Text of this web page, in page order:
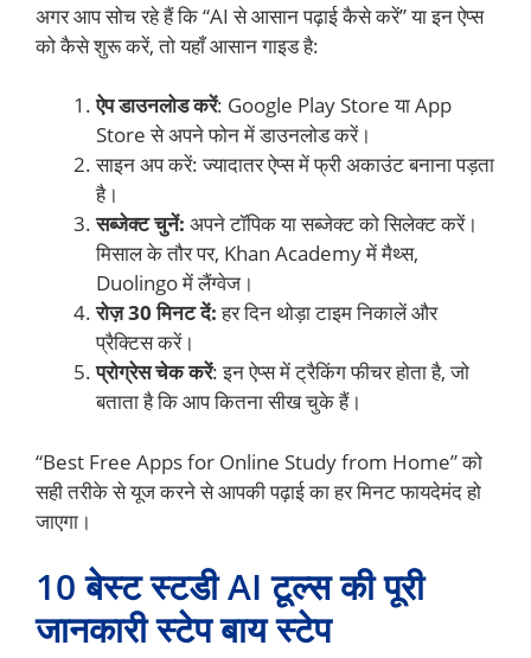
अगर आप सोच रहे हैं कि “AI से आसान पढ़ाई कैसे करें” या इन ऐप्स
को कैसे शुरू करें, तो यहाँ आसान गाइड है:
ऐप डाउनलोड करें: Google Play Store या App
Store से अपने फोन में डाउनलोड करें।
साइन अप करें: ज्यादातर ऐप्स में फ्री अकाउंट बनाना पड़ता
है।
सब्जेक्ट चुनें: अपने टॉपिक या सब्जेक्ट को सिलेक्ट करें।
मिसाल के तौर पर, Khan Academy में मैथ्स,
Duolingo में लैंग्वेज।
रोज़ 30 मिनट दें:हर दिन थोड़ा टाइम निकालें और
प्रैक्टिस करें।
प्रोग्रेस चेक करें: इन ऐप्स में ट्रैकिंग फीचर होता है, जो
बताता है कि आप कितना सीख चुके हैं।
“Best Free Apps for Online Study from Home” को
सही तरीके से यूज करने से आपकी पढ़ाई का हर मिनट फायदेमंद हो
जाएगा।
10 बेस्ट स्टडी AI टूल्स की पूरी
जानकारी स्टेप बाय स्टेप